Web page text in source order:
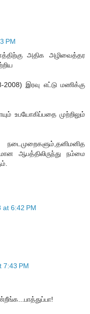
PM
அதிக அழிவைத்தர
2008) இரவு எட்டு மணிக்கு
உபயோகிப்பதை முற்றிலும்
ஆபத்திலிருந்து நம்மை
at 6:42 PM
7:43 PM